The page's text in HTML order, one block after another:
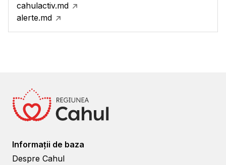
cahulactiv.md
alerte.md
Informații de baza
Despre Cahul